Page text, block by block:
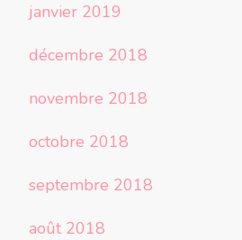
janvier 2019
décembre 2018
novembre 2018
octobre 2018
septembre 2018
août 2018